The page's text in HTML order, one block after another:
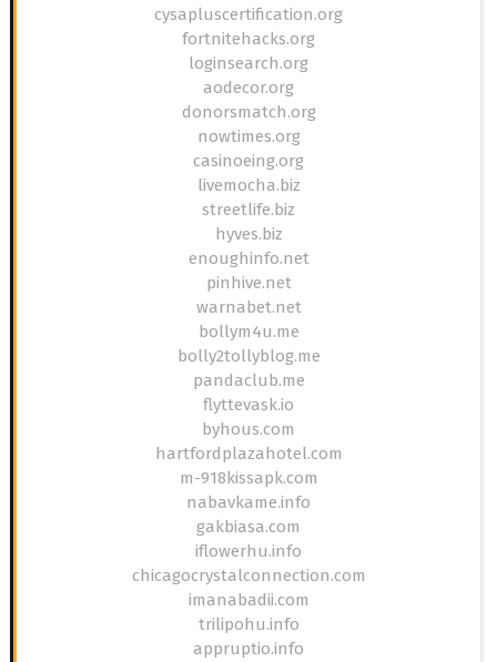
cysapluscertification.org
fortnitehacks.org
loginsearch.org
aodecor.org
donorsmatch.org
nowtimes.org
casinoeing.org
livemocha.biz
streetlife.biz
hyves.biz
enoughinfo.net
pinhive.net
warnabet.net
bollym4u.me
bolly2tollyblog.me
pandaclub.me
flyttevask.io
byhous.com
hartfordplazahotel.com
m-918kissapk.com
nabavkame.info
gakbiasa.com
iflowerhu.info
chicagocrystalconnection.com
imanabadii.com
trilipohu.info
appruptio.info